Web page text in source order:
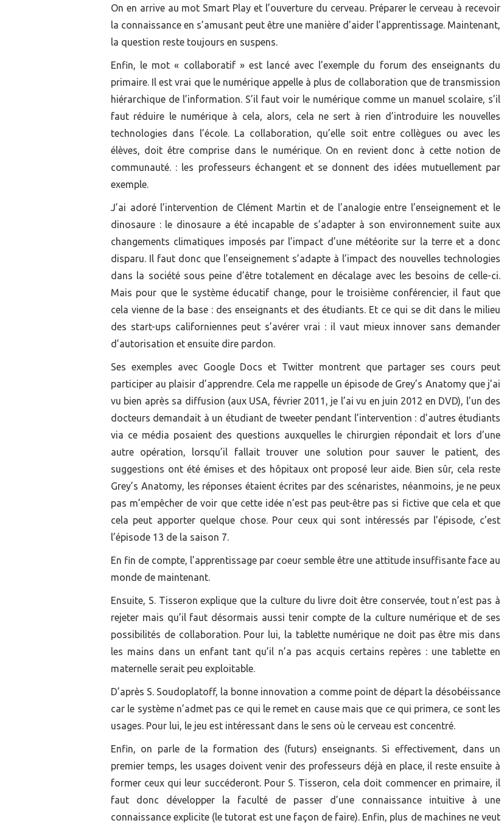
On en arrive au mot Smart Play et l’ouverture du cerveau. Préparer le cerveau à recevoir
la connaissance en s’amusant peut être une manière d’aider l’apprentissage. Maintenant,
la question reste toujours en suspens.
Enfin, le mot « collaboratif » est lancé avec l’exemple du forum des enseignants du
primaire. Il est vrai que le numérique appelle à plus de collaboration que de transmission
hiérarchique de l’information. S’il faut voir le numérique comme un manuel scolaire, s’il
faut réduire le numérique à cela, alors, cela ne sert à rien d’introduire les nouvelles
technologies dans l’école. La collaboration, qu’elle soit entre collègues ou avec les
élèves, doit être comprise dans le numérique. On en revient donc à cette notion de
communauté. : les professeurs échangent et se donnent des idées mutuellement par
exemple.
J’ai adoré l’intervention de Clément Martin et de l’analogie entre l’enseignement et le
dinosaure : le dinosaure a été incapable de s’adapter à son environnement suite aux
changements climatiques imposés par l’impact d’une météorite sur la terre et a donc
disparu. Il faut donc que l’enseignement s’adapte à l’impact des nouvelles technologies
dans la société sous peine d’être totalement en décalage avec les besoins de celle-ci.
Mais pour que le système éducatif change, pour le troisième conférencier, il faut que
cela vienne de la base : des enseignants et des étudiants. Et ce qui se dit dans le milieu
des start-ups californiennes peut s’avérer vrai : il vaut mieux innover sans demander
d’autorisation et ensuite dire pardon.
Ses exemples avec Google Docs et Twitter montrent que partager ses cours peut
participer au plaisir d’apprendre. Cela me rappelle un épisode de Grey’s Anatomy que j’ai
vu bien après sa diffusion (aux USA, février 2011, je l’ai vu en juin 2012 en DVD), l’un des
docteurs demandait à un étudiant de tweeter pendant l’intervention : d’autres étudiants
via ce média posaient des questions auxquelles le chirurgien répondait et lors d’une
autre opération, lorsqu’il fallait trouver une solution pour sauver le patient, des
suggestions ont été émises et des hôpitaux ont proposé leur aide. Bien sûr, cela reste
Grey’s Anatomy, les réponses étaient écrites par des scénaristes, néanmoins, je ne peux
pas m’empêcher de voir que cette idée n’est pas peut-être pas si fictive que cela et que
cela peut apporter quelque chose. Pour ceux qui sont intéressés par l’épisode, c’est
l’épisode 13 de la saison 7.
En fin de compte, l’apprentissage par coeur semble être une attitude insuffisante face au
monde de maintenant.
Ensuite, S. Tisseron explique que la culture du livre doit être conservée, tout n’est pas à
rejeter mais qu’il faut désormais aussi tenir compte de la culture numérique et de ses
possibilités de collaboration. Pour lui, la tablette numérique ne doit pas être mis dans
les mains dans un enfant tant qu’il n’a pas acquis certains repères : une tablette en
maternelle serait peu exploitable.
D’après S. Soudoplatoff, la bonne innovation a comme point de départ la désobéissance
car le système n’admet pas ce qui le remet en cause mais que ce qui primera, ce sont les
usages. Pour lui, le jeu est intéressant dans le sens où le cerveau est concentré.
Enfin, on parle de la formation des (futurs) enseignants. Si effectivement, dans un
premier temps, les usages doivent venir des professeurs déjà en place, il reste ensuite à
former ceux qui leur succéderont. Pour S. Tisseron, cela doit commencer en primaire, il
faut donc développer la faculté de passer d’une connaissance intuitive à une
connaissance explicite (le tutorat est une façon de faire). Enfin, plus de machines ne veut